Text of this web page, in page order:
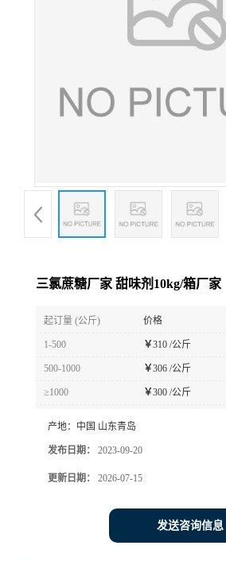
三氯蔗糖厂家 甜味剂10kg/箱厂家
起订量 (公斤) 价格
1-500 ￥310 /公斤
500-1000 ￥306 /公斤
≥1000 ￥300 /公斤
产地： 中国 山东青岛
发布日期： 2023-09-20
更新日期： 2026-07-15
发送咨询信息